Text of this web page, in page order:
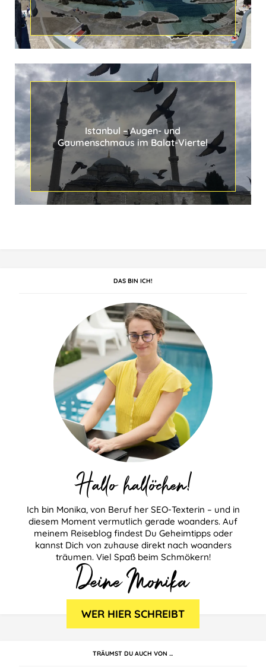
x
i
Istanbul ‒ Augen- und
Gaumenschmaus im Balat-Viertel
DAS BIN ICH!
Hallo hallöchen!
Ich bin Monika, von Beruf her SEO-Texterin – und in
diesem Moment vermutlich gerade woanders. Auf
meinem Reiseblog findest Du Geheimtipps oder
kannst Dich von zuhause direkt nach woanders
träumen. Viel Spaß beim Schmökern!
TRÄUMST DU AUCH VON …